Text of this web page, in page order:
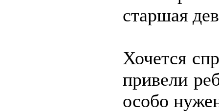
старшая
Хочется
привели
особо